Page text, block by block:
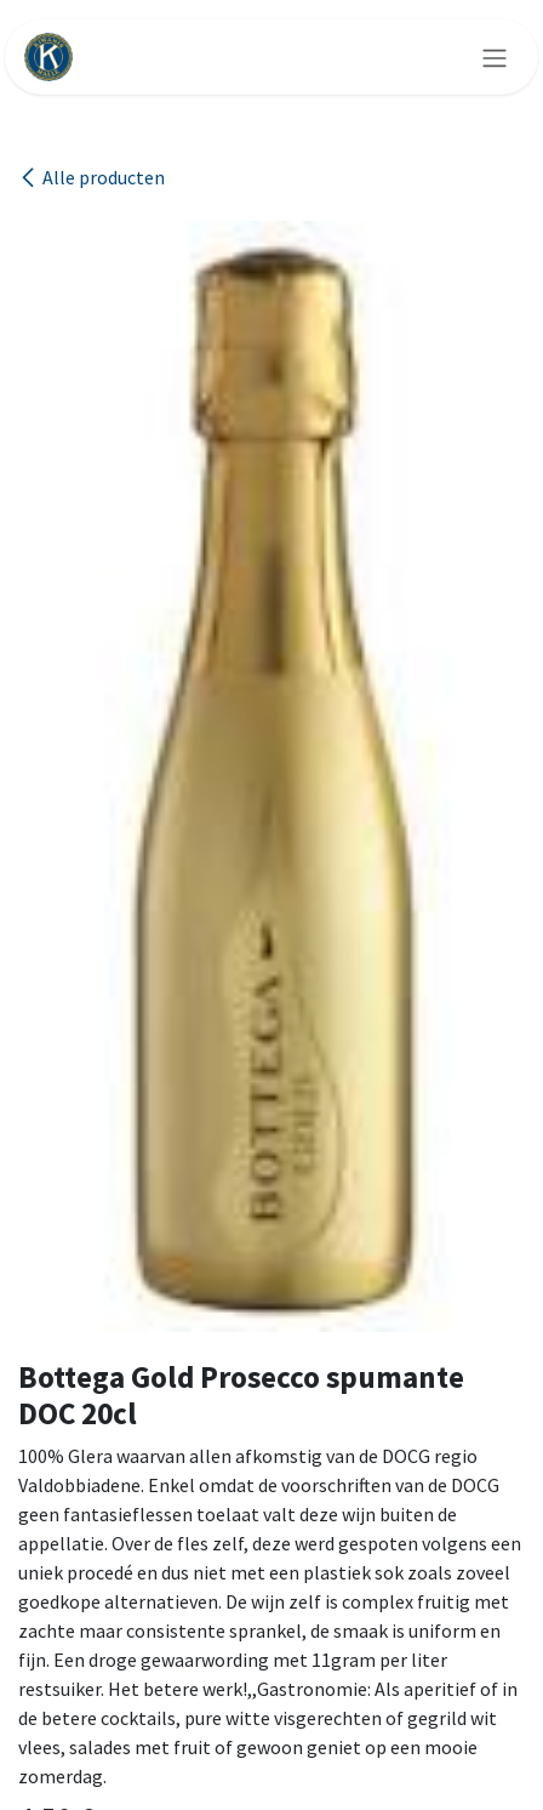
Alle producten
Bottega Gold Prosecco spumante
DOC 20cl
100% Glera waarvan allen afkomstig van de DOCG regio
Valdobbiadene. Enkel omdat de voorschriften van de DOCG
geen fantasieflessen toelaat valt deze wijn buiten de
appellatie. Over de fles zelf, deze werd gespoten volgens een
uniek procedé en dus niet met een plastiek sok zoals zoveel
goedkope alternatieven. De wijn zelf is complex fruitig met
zachte maar consistente sprankel, de smaak is uniform en
fijn. Een droge gewaarwording met 11gram per liter
restsuiker. Het betere werk!,,Gastronomie: Als aperitief of in
de betere cocktails, pure witte visgerechten of gegrild wit
vlees, salades met fruit of gewoon geniet op een mooie
zomerdag.